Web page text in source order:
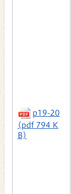
p19-20
(pdf 794 K
B)